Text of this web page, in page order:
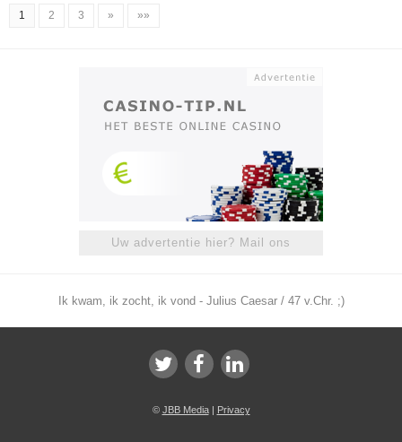
1 2 3 » »»
Uw advertentie hier? Mail ons
Ik kwam, ik zocht, ik vond - Julius Caesar / 47 v.Chr. ;)
© JBB Media| Privacy